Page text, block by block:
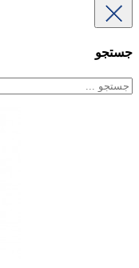
جستجو